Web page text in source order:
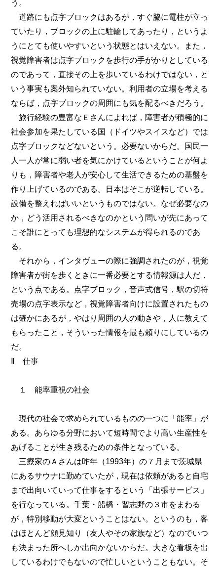
う。
道路にも点字ブロックはあるが，すぐ脇に電柱が立っ
ていたり，ブロックの上に駐輪してあったり，というよ
うにとても使いやすいという状態とはいえない。また，
視覚障害者は点字ブロックを歩行の手がかりとしている
のであって，直接その上を歩いているわけではない，と
いう事実も案外知られていない。利用者の立場を考える
ならば，点字ブロックの周囲にも気を配るべきだろう。
旅行経験の豊富なＥさんによれば，障害者が積極的に
社会参加を果たしている国（ドイツやスイスなど）では
点字ブロックなどないという。必要ないからだ。国民一
人一人が常に弱い者を気にかけているということが何よ
りも，障害者や老人が安心して生活できるための基盤を
作り上げているのである。日本はそこが逆転している。
設備を整えればいいというものではない。なぜ必要なの
か，どう活用されるべきなのかという問いが先にあって
こそ誰にとっても理想的なシステムが得られるのであ
る。
それから，インタヴューの際に強調されたのが，視覚
障害者が街を歩くときに一番必要とする情報源は人だ，
という点である。点字ブロック，音声式信号，駅の切符
売場の点字表示など，視覚障害者向けに設置されたもの
は確かにあるが，やはり周囲の人の動きや，人に教えて
もらったこと，そういった情報を最も頼りにしているの
だ。
Ⅱ 仕事
１ 能率重視の社会
現代の社会で求められているものの一つに「能率」が
ある。あらゆる分野において短時間でより高い生産性を
あげることが生き残るための条件となっている。
三療家のＡさんは昨年（1993年）の７月まで茨城県
にあるサウナに勤めていたが，現在は依頼があると自宅
まで出向いていって仕事をするという「出張サービス」
を行なっている。千葉・船橋・習志野の３市をまわる
が，特別移動が大変ということはない。というのも，客
はほとんど顔見知り（友人やその家族など）なのでいつ
も決まった所へしか出向かないからだ。大きな看板を出
しているわけでもないので忙しいということもない。そ